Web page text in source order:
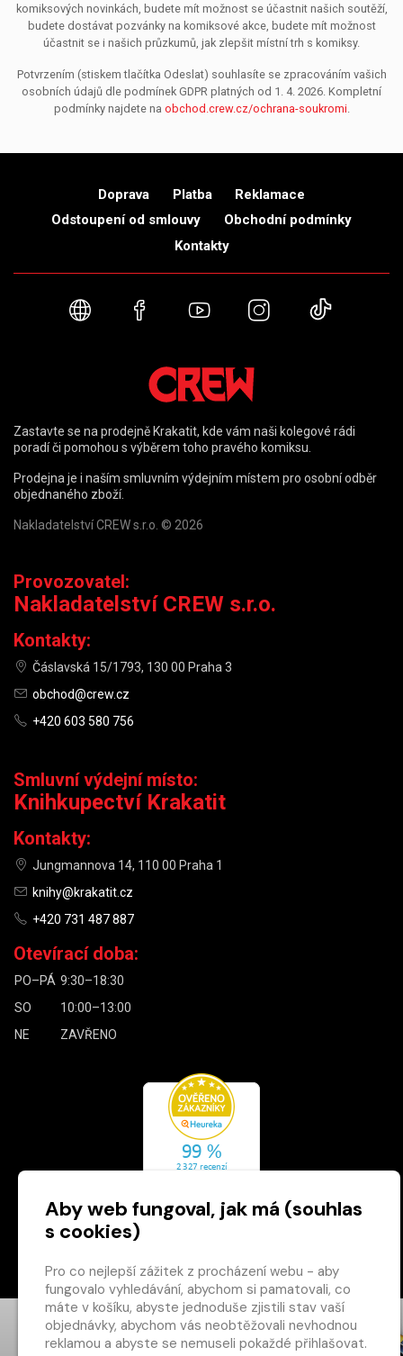
komiksových novinkách, budete mít možnost se účastnit našich soutěží,
budete dostávat pozvánky na komiksové akce, budete mít možnost
účastnit se i našich průzkumů, jak zlepšit místní trh s komiksy.
Potvrzením (stiskem tlačítka Odeslat) souhlasíte se zpracováním vašich
osobních údajů dle podmínek GDPR platných od 1. 4. 2026. Kompletní
podmínky najdete na obchod.crew.cz/ochrana-soukromi.
×
Máte u nás již
registrovaný
Doprava Platba
Reklamace
Odstoupení od smlouvy
Obchodní podmínky
Kontakty
Webové stránky
FacebookYouTubeInstagram
Zastavte se na prodejně Krakatit, kde vám naši kolegové rádi
poradí či pomohou s výběrem toho pravého komiksu.
Prodejna je i naším smluvním výdejním místem pro osobní odběr
objednaného zboží.
Nakladatelství CREW s.r.o. © 2026
Provozovatel:
Nakladatelství CREW s.r.o.
Kontakty:
Čáslavská 15/1793, 130 00 Praha 3
obchod@crew.cz
+420 603 580 756
Smluvní výdejní místo:
Knihkupectví Krakatit
Kontakty:
Jungmannova 14, 110 00 Praha 1
knihy@krakatit.cz
+420 731 487 887
Otevírací doba:
PO–PÁ 9:30–18:30
SO
10:00–13:00
NE
ZAVŘENO
Aby web fungoval, jak má (souhlas
s cookies)
Pro co nejlepší zážitek z procházení webu - aby
fungovalo vyhledávání, abychom si pamatovali, co
máte v košíku, abyste jednoduše zjistili stav vaší
objednávky, abychom vás neobtěžovali nevhodnou
reklamou a abyste se nemuseli pokaždé přihlašovat.